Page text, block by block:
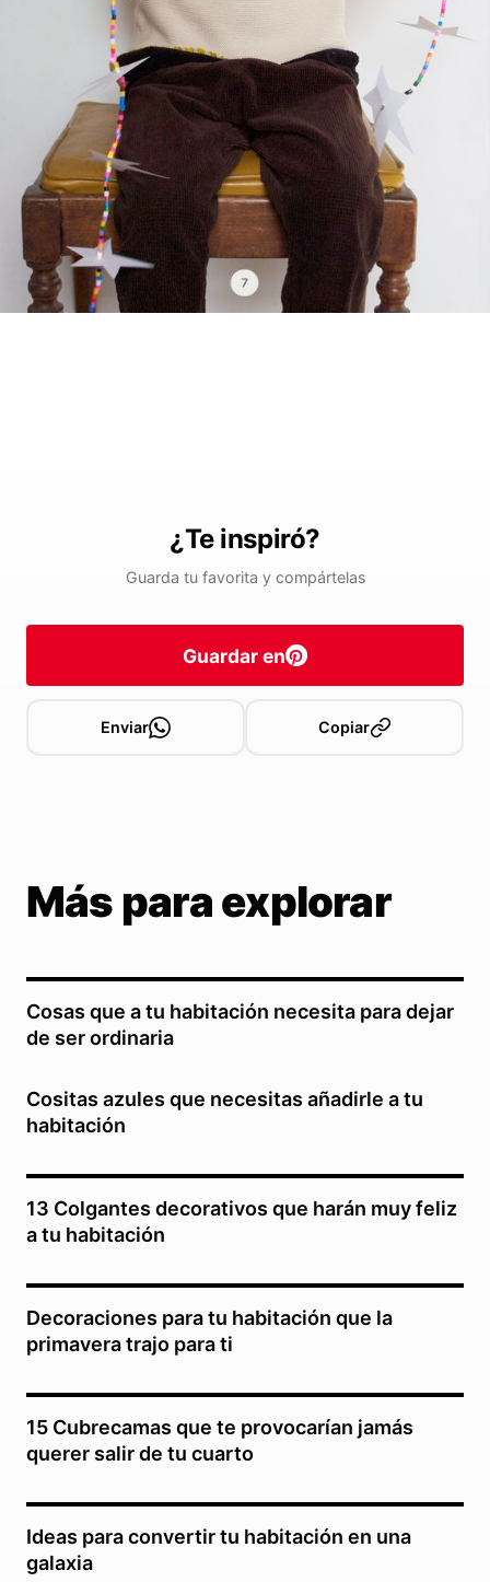
¿Te inspiró?
Guarda tu favorita y compártelas
Guardar en
Enviar Copiar
Más para explorar
Cosas que a tu habitación necesita para dejar
de ser ordinaria
Cositas azules que necesitas añadirle a tu
habitación
13 Colgantes decorativos que harán muy feliz
a tu habitación
Decoraciones para tu habitación que la
primavera trajo para ti
15 Cubrecamas que te provocarían jamás
querer salir de tu cuarto
Ideas para convertir tu habitación en una
galaxia